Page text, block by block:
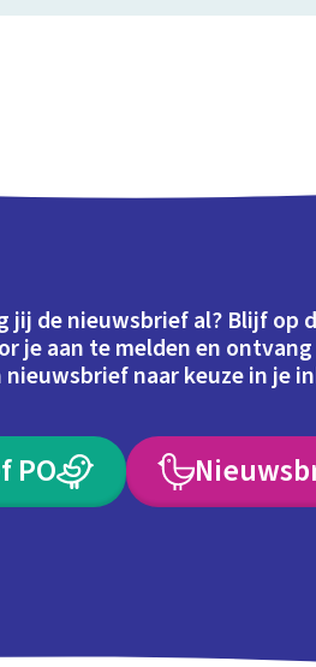
jij de nieuwsbrief al? Blijf op
je aan te melden en
nieuwsbrief naar keuze in je
PO